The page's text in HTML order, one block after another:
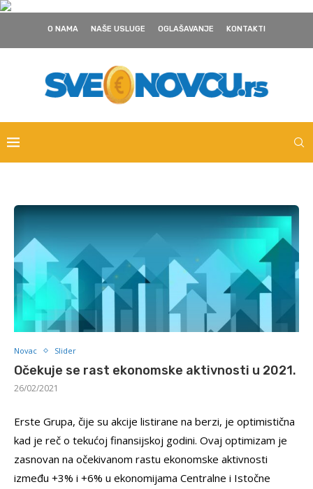
O NAMA NAŠE USLUGE OGLAŠAVANJE KONTAKTI
Novac Slider
Očekuje se rast ekonomske aktivnosti u 2021.
26/02/2021
Erste Grupa, čije su akcije listirane na berzi, je optimistična
kad je reč o tekućoj finansijskoj godini. Ovaj optimizam je
zasnovan na očekivanom rastu ekonomske aktivnosti
između +3% i +6% u ekonomijama Centralne i Istočne